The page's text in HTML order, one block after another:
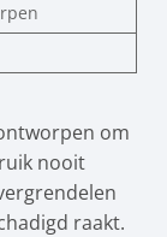
om
nooit
raakt.